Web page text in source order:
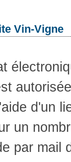
Vin-Vigne
d'un
un
par mail